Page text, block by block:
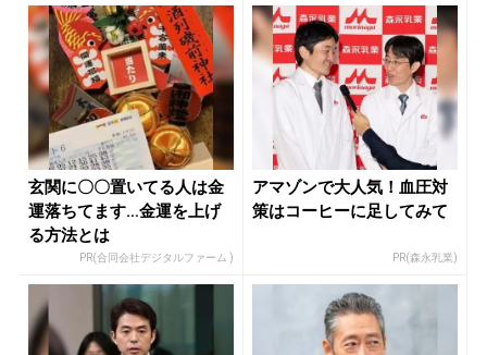
玄関に〇〇置いてる人は金
運落ちてます…金運を上げ
る方法とは
PR(合同会社デジタルファーム )
アマゾンで大人気！血圧対
策はコーヒーに足してみて
PR(森永乳業)